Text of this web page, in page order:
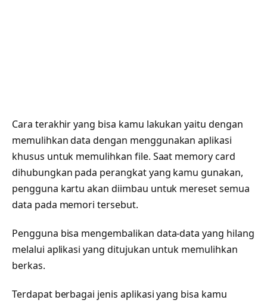
Cara terakhir yang bisa kamu lakukan yaitu dengan
memulihkan data dengan menggunakan aplikasi
khusus untuk memulihkan file. Saat memory card
dihubungkan pada perangkat yang kamu gunakan,
pengguna kartu akan diimbau untuk mereset semua
data pada memori tersebut.
Pengguna bisa mengembalikan data-data yang hilang
melalui aplikasi yang ditujukan untuk memulihkan
berkas.
Terdapat berbagai jenis aplikasi yang bisa kamu